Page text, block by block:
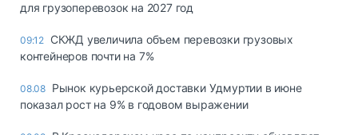
для грузоперевозок на 2027 год
09:12 СКЖД увеличила объем перевозки грузовых
контейнеров почти на 7%
08.08 Рынок курьерской доставки Удмуртии в июне
показал рост на 9% в годовом выражении